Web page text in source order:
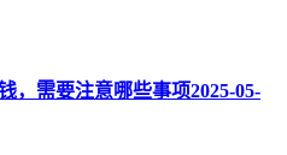
，需要注意哪些事项2025-05-